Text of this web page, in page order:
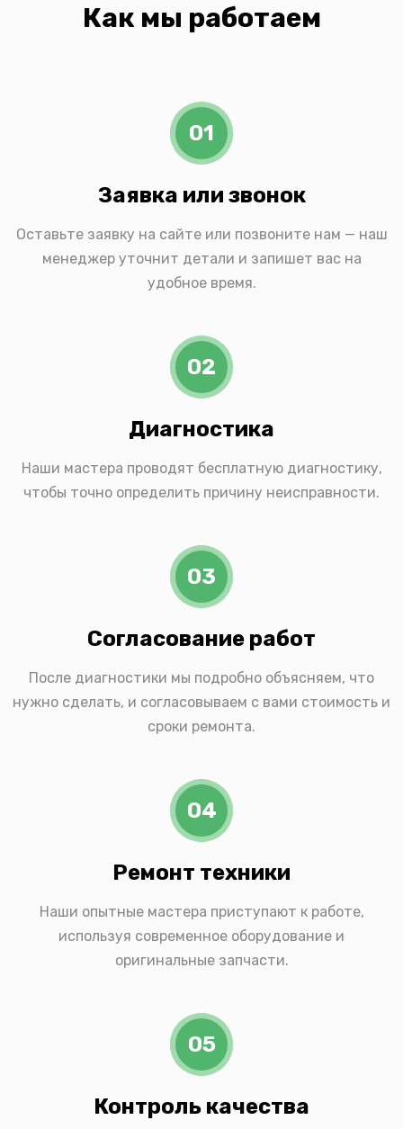
Как мы работаем
01
Заявка или звонок
Оставьте заявку на сайте или позвоните нам — наш
менеджер уточнит детали и запишет вас на
удобное время.
02
Диагностика
Наши мастера проводят бесплатную диагностику,
чтобы точно определить причину неисправности.
03
Согласование работ
После диагностики мы подробно объясняем, что
нужно сделать, и согласовываем с вами стоимость и
сроки ремонта.
04
Ремонт техники
Наши опытные мастера приступают к работе,
используя современное оборудование и
оригинальные запчасти.
05
Контроль качества